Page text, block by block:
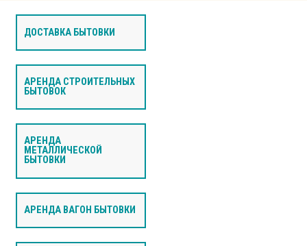
ДОСТАВКА БЫТОВКИ
АРЕНДА СТРОИТЕЛЬНЫХ
БЫТОВОК
АРЕНДА
МЕТАЛЛИЧЕСКОЙ
БЫТОВКИ
АРЕНДА ВАГОН БЫТОВКИ